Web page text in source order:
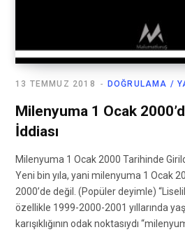
DOĞRULAMA /
13 TEMMUZ 2018
Milenyuma 1 Ocak
İddiası
Milenyuma 1 Ocak 2000 Tarihinde
Yeni bin yıla, yani milenyuma 1 Ocak
2000’de değil. (Popüler deyimle)
özellikle 1999-2000-2001 yıllarında
karışıklığının odak noktasıydı